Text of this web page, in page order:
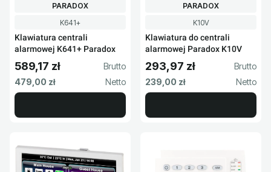
Kod produktu
K641+
Klawiatura centrali
alarmowej K641+ Paradox
PRODUCENT
PARADOX
Cena brutto
589,17 zł
Cena netto
479,00 zł
Kod produktu
K10V
Klawiatura do centrali
alarmowej Paradox K10V
PRODUCENT
PARADOX
Cena brutto
293,97 zł
Cena netto
239,00 zł